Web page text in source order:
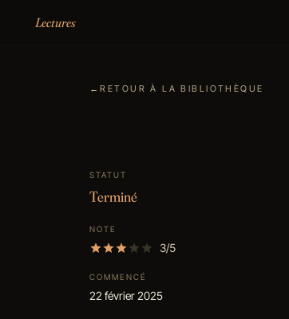
Lectures
←RETOUR À LA BIBLIOTHÈQUE
STATUT
Terminé
NOTE
3/5
COMMENCÉ
22 février 2025